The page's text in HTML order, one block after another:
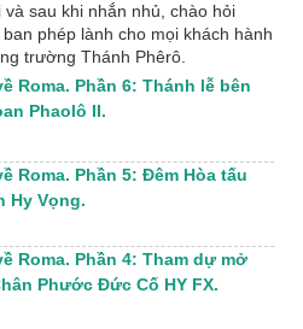
sau khi nhắn nhủ, chào hỏi
phép lành cho mọi khách hành
trường Thánh Phêrô.
Roma. Phần 6: Thánh lễ bên
Phaolô II.
Roma. Phần 5: Đêm Hòa tấu
Hy Vọng.
Roma. Phần 4: Tham dự mở
Phước Đức Cố HY FX.